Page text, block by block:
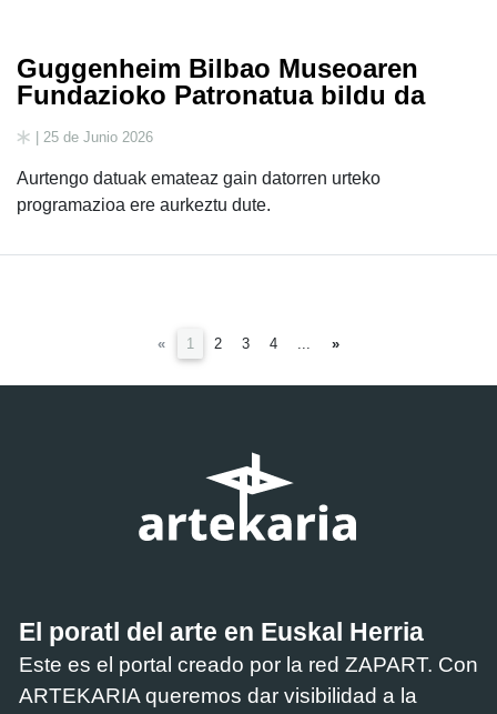
Guggenheim Bilbao Museoaren
Fundazioko Patronatua bildu da
| 25 de Junio 2026
Aurtengo datuak emateaz gain datorren urteko
programazioa ere aurkeztu dute.
« 1 (current)
2 3 4 »
El poratl del arte en Euskal Herria
Este es el portal creado por la red ZAPART. Con
ARTEKARIA queremos dar visibilidad a la